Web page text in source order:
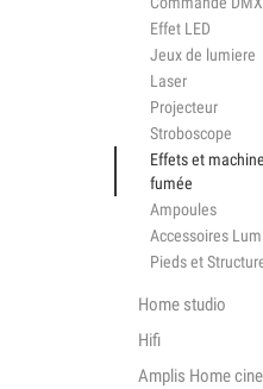
Effet LED
Jeux de lumiere
Laser
Projecteur
Stroboscope
Effets et
fumée
Ampoules
Accessoires
Pieds et
Home studio
Hifi
Amplis Home